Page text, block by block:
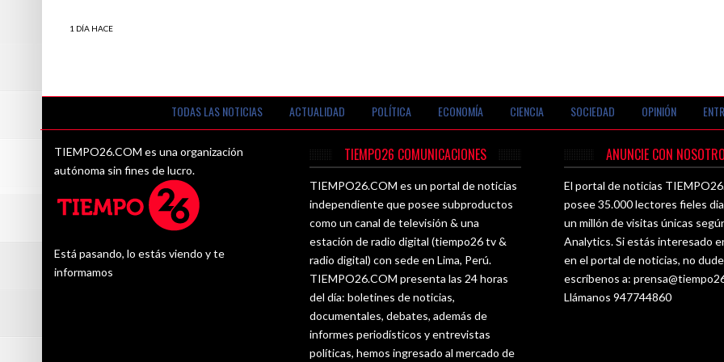
1 DÍA HACE
TODAS LAS NOTICIAS ACTUALIDAD POLÍTICA ECONOMÍA CIENCIA SOCIEDAD OPINIÓN
TIEMPO26.COM es una organización
autónoma sin fines de lucro.
Está pasando, lo estás viendo y te
informamos
TIEMPO26 COMUNICACIONES
TIEMPO26.COM es un portal de noticias
independiente que posee subproductos
como un canal de televisión & una
estación de radio digital (tiempo26 tv &
radio digital) con sede en Lima, Perú.
TIEMPO26.COM presenta las 24 horas
del día: boletines de noticias,
documentales, debates, además de
informes periodísticos y entrevistas
políticas, hemos ingresado al mercado de
ANUNCIE CON
El portal de noticias
posee 35.000 lectores fieles
un millón de visitas únicas
Analytics. Si estás interesado
en el portal de noticias, no
escríbenos a:
Llámanos 947744860